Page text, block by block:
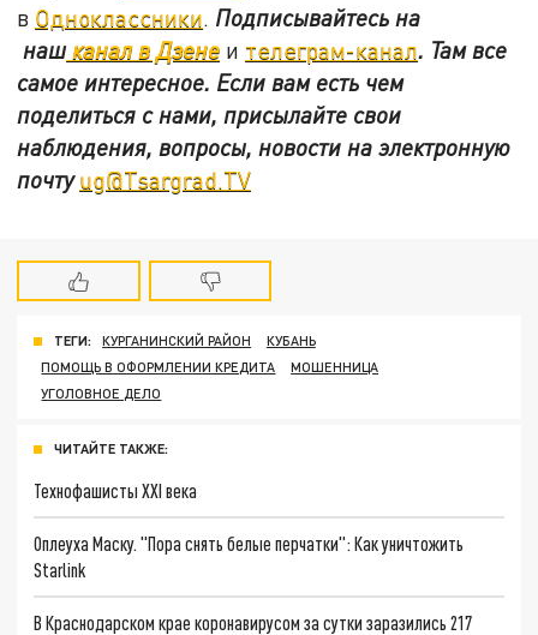
в Одноклассники. Подписывайтесь на
нашканал в Дзене и телеграм-канал. Там все
самое интересное. Если вам есть чем
поделиться с нами, присылайте свои
наблюдения, вопросы, новости на электронную
почтуug@Tsargrad.TV
ТЕГИ: КУРГАНИНСКИЙ РАЙОН
КУБАНЬ
ПОМОЩЬ В ОФОРМЛЕНИИ КРЕДИТА
МОШЕННИЦА
УГОЛОВНОЕ ДЕЛО
ЧИТАЙТЕ ТАКЖЕ:
Технофашисты XXI века
Оплеуха Маску. "Пора снять белые перчатки": Как уничтожить
Starlink
В Краснодарском крае коронавирусом за сутки заразились 217